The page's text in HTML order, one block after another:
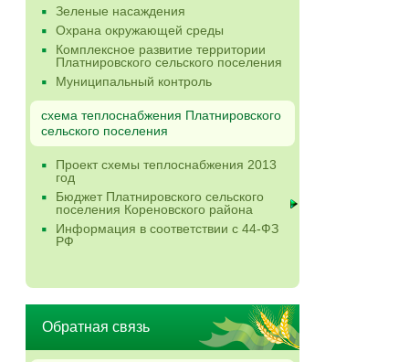
Зеленые насаждения
Охрана окружающей среды
Комплексное развитие территории
Платнировского сельского поселения
Муниципальный контроль
схема теплоснабжения Платнировского
сельского поселения
Проект схемы теплоснабжения 2013
год
Бюджет Платнировского сельского
поселения Кореновского района
Информация в соответствии с 44-ФЗ
РФ
Обратная связь